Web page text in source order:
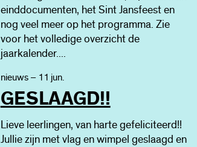
einddocumenten, het Sint Jansfeest en
nog veel meer op het programma. Zie
voor het volledige overzicht de
jaarkalender....
nieuws – 11 jun.
GESLAAGD!!
Lieve leerlingen, van harte gefeliciteerd!!
Jullie zijn met vlag en wimpel geslaagd en